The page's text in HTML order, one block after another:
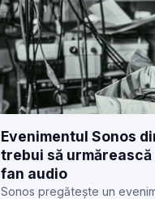
Evenimentul Sonos
trebui să
fan audio
Sonos pregătește un